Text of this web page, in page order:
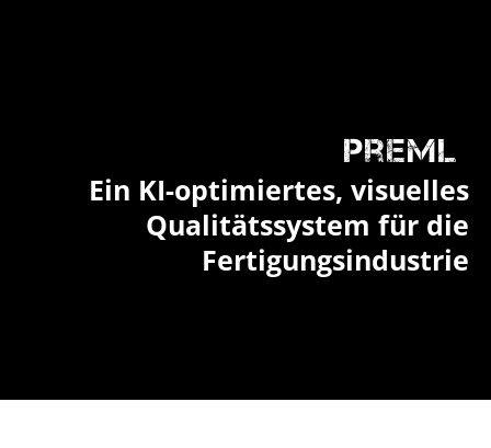
PreML
Ein KI-optimiertes, visuelles
Qualitätssystem für die
Fertigungsindustrie